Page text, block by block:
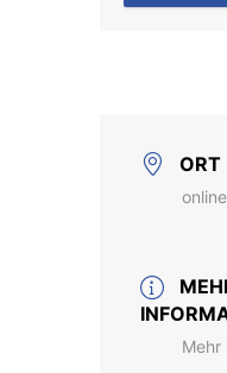
ORT
online
Mehr